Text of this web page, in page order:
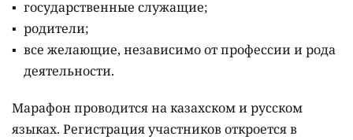
государственные служащие;
родители;
все желающие, независимо от профессии и рода
деятельности.
Марафон проводится на казахском и русском
языках. Регистрация участников откроется в